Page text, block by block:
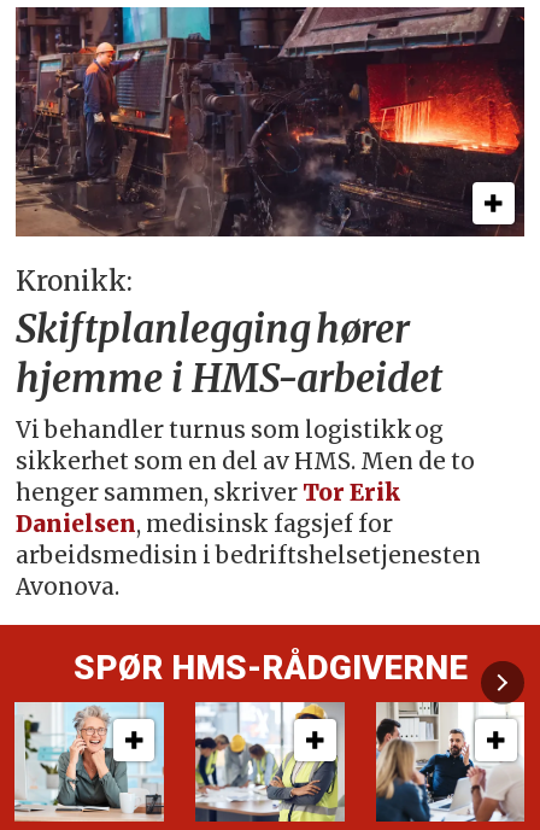
Kronikk:
Skiftplanlegging hører
hjemme i HMS-arbeidet
Vi behandler turnus som logistikk og
sikkerhet som en del av HMS. Men de to
henger sammen, skriver Tor Erik
Danielsen, medisinsk fagsjef for
arbeidsmedisin i bedriftshelsetjenesten
Avonova.
SPØR HMS-RÅDGIVERNE